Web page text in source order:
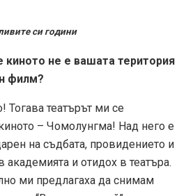
си години
не е вашата територия
филм?
театърът ми се
– Чомолунгма! Над него е
на съдбата, провидението и
академията и отидох в театъра.
ми предлагаха да снимам